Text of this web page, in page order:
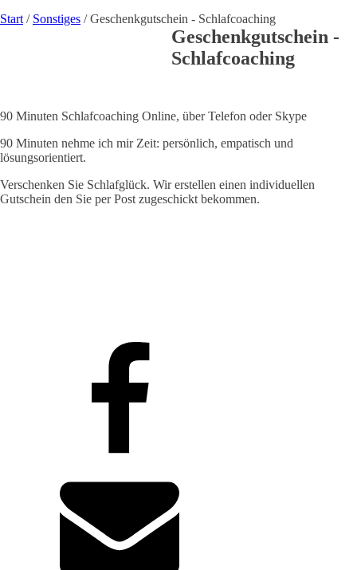
Start / Sonstiges / Geschenkgutschein - Schlafcoaching
Geschenkgutschein -
Schlafcoaching
90 Minuten Schlafcoaching Online, über Telefon oder Skype
90 Minuten nehme ich mir Zeit: persönlich, empatisch und
lösungsorientiert.
Verschenken Sie Schlafglück. Wir erstellen einen individuellen
Gutschein den Sie per Post zugeschickt bekommen.